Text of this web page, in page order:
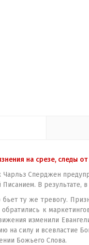
на срезе, следы
Сперджен
В результате,
ту же тревогу.
к
изменили
на силу и всевластие
Божьего Слова.